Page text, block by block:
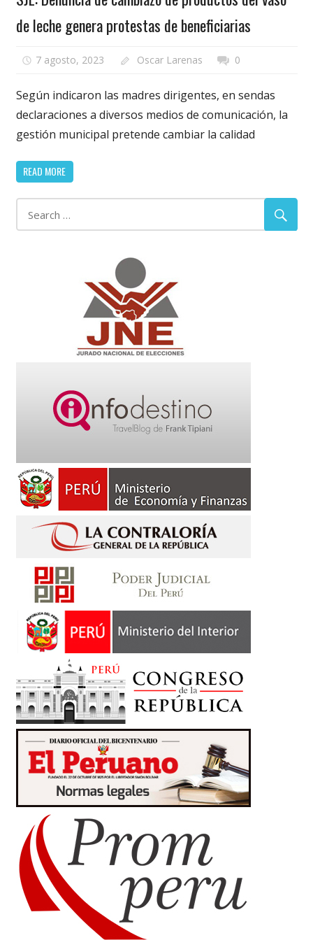
de leche genera protestas de beneficiarias
7 agosto, 2023 Oscar Larenas 0
Según indicaron las madres dirigentes, en sendas
declaraciones a diversos medios de comunicación, la
gestión municipal pretende cambiar la calidad
READ MORE